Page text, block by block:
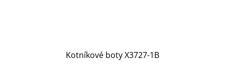
Kotníkové boty X3727-1B